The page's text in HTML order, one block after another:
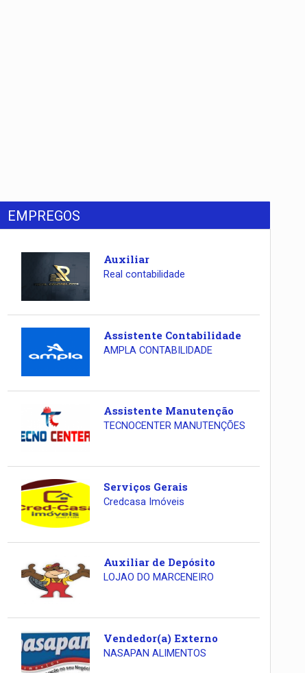
EMPREGOS
Auxiliar
Real contabilidade
Assistente Contabilidade
AMPLA CONTABILIDADE
Assistente Manutenção
TECNOCENTER MANUTENÇÕES
Serviços Gerais
Credcasa Imóveis
Auxiliar de Depósito
LOJAO DO MARCENEIRO
Vendedor(a) Externo
NASAPAN ALIMENTOS